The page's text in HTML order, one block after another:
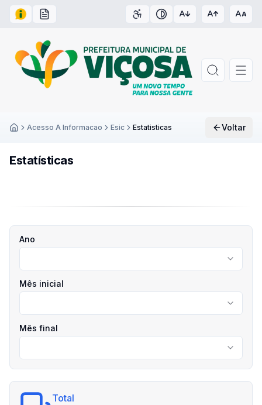
Acesso à Informação
Carta de Serviços Acessibilidade
Contraste
Acesso A Informacao Esic Estatisticas Voltar
Estatísticas
Ano
Mês inicial
Mês final
Total